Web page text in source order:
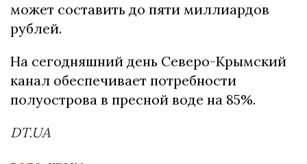
может составить до пяти миллиардов
рублей.
На сегодняшний день Северо-Крымский
канал обеспечивает потребности
полуострова в пресной воде на 85%.
DT.UA